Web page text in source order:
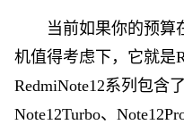
当前如果你的预算
机值得考虑下，它就是
RedmiNote12系列包含
Note12Turbo、